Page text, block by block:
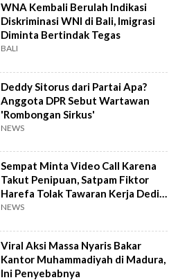
WNA Kembali Berulah Indikasi
Diskriminasi WNI di Bali, Imigrasi
Diminta Bertindak Tegas
BALI
Deddy Sitorus dari Partai Apa?
Anggota DPR Sebut Wartawan
'Rombongan Sirkus'
NEWS
Sempat Minta Video Call Karena
Takut Penipuan, Satpam Fiktor
Harefa Tolak Tawaran Kerja Dedi
Mulyadi
NEWS
Viral Aksi Massa Nyaris Bakar
Kantor Muhammadiyah di Madura,
Ini Penyebabnya